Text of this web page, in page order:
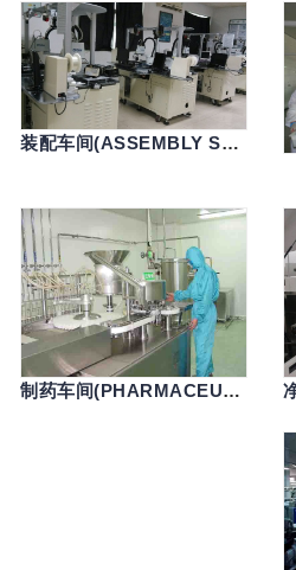
装配车间(ASSEMBLY SHOP)
制药车间(PHARMACEUTICAL WORKSHOP)